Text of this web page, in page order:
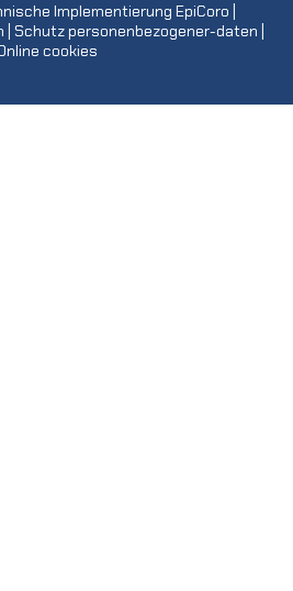
Implementierung EpiCoro
Schutz personenbezogener-daten
cookies